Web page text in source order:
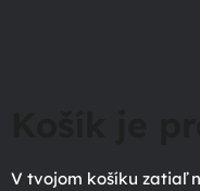
V tvojom košíku zatiaľ